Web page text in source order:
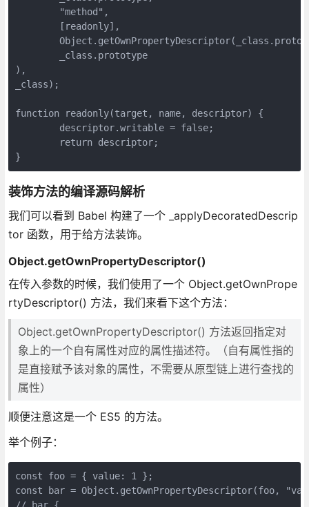
),
_class);
function readonly(target, name, descriptor) {
}
装饰方法的编译源码解析
我们可以看到 Babel 构建了一个 _applyDecoratedDescrip
tor 函数，用于给方法装饰。
Object.getOwnPropertyDescriptor()
在传入参数的时候，我们使用了一个 Object.getOwnPrope
rtyDescriptor() 方法，我们来看下这个方法：
Object.getOwnPropertyDescriptor() 方法返回指定对
象上的一个自有属性对应的属性描述符。（自有属性指的
是直接赋予该对象的属性，不需要从原型链上进行查找的
属性）
顺便注意这是一个 ES5 的方法。
举个例子：
const foo = { value: 1 };
const bar = Object.getOwnPropertyDescriptor(foo,
// bar {